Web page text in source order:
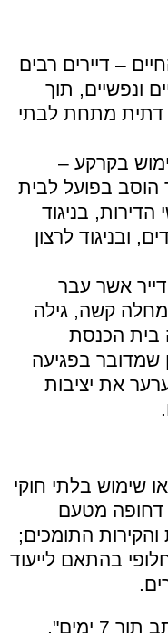
– דיירים רבים
ונפשיים, תוך
דתית מתחת לבתי
בקרקע –
הוסב בפועל לבית
הדירות, בניגוד
ובניגוד לרצון
אשר עבר
קשה, גילה
בית הכנסת
שמדובר בפגיעה
את יציבות
שימוש בלתי חוקי
דחופה מטעם
התומכים;
בהתאם לייעוד
"נבקש לקבל את תגובתך בכתב תוך 7 ימים",